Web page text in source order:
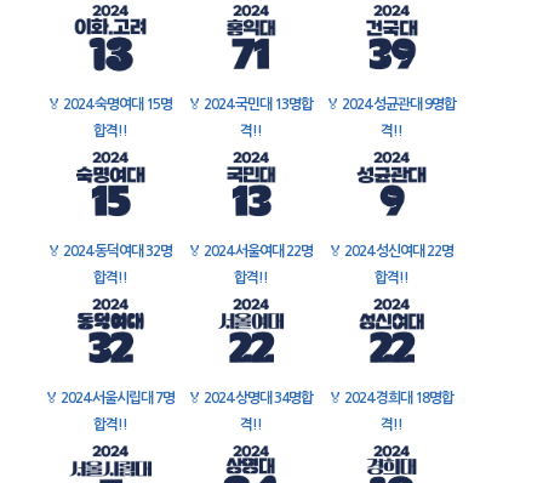
🏅 2024 숙명여대 15명
합격!!
🏅 2024 국민대 13명합
격!!
🏅 2024 성균관대 9명합
격!!
🏅 2024 동덕여대 32명
합격!!
🏅 2024 서울여대 22명
합격!!
🏅 2024 성신여대 22명
합격!!
🏅 2024 서울시립대 7명
합격!!
🏅 2024 상명대 34명합
격!!
🏅 2024 경희대 18명합
격!!